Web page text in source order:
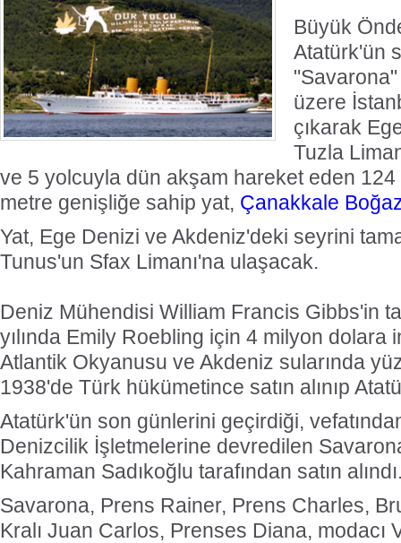
Büyük
Atatürk'ün
üzere
çıkarak
Tuzla
ve 5 yolcuyla dün akşam hareket eden
metre genişliğe sahip yat, Çanakkale
Yat, Ege Denizi ve Akdeniz'deki seyrini
Tunus'un Sfax Limanı'na ulaşacak.
Deniz Mühendisi William Francis Gibbs'in
yılında Emily Roebling için 4 milyon dolara
Atlantik Okyanusu ve Akdeniz sularında
1938'de Türk hükümetince satın alınıp
Atatürk'ün son günlerini geçirdiği,
Denizcilik İşletmelerine devredilen
Kahraman Sadıkoğlu tarafından satın
Savarona, Prens Rainer, Prens Charles,
Kralı Juan Carlos, Prenses Diana, modacı